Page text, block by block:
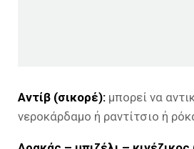
Αντίβ (σικορέ): μπορεί να
νεροκάρδαμο ή ραντίτσιο ή